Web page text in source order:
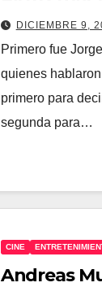
DICIEMBRE 9,
Primero fue
quienes
primero para
segunda para…
CINE
Andreas